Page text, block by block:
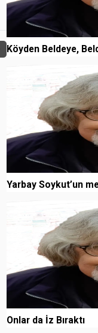
Köyden Beldeye,
Yarbay Soykut’un
Onlar da İz Bıraktı